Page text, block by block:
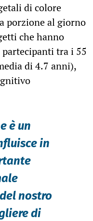
di colore
porzione al giorno
che hanno
tra i 55
di 4.7 anni),
è un
in
nostro
di